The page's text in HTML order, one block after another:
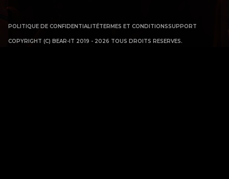
POLITIQUE DE CONFIDENTIALITÉTERMES ET CONDITIONSSUPPORT
COPYRIGHT (C) BEAR-IT 2019 - 2026 TOUS DROITS RESERVES.